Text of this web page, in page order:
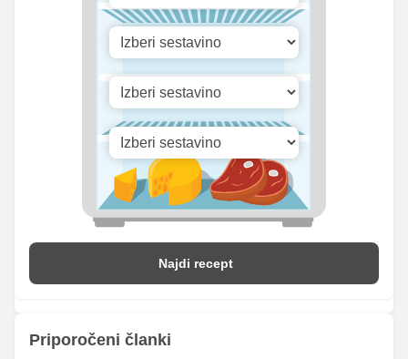
0 mg
0 mg
8.4 mg
41.5 mg
Najdi recept
Priporočeni članki